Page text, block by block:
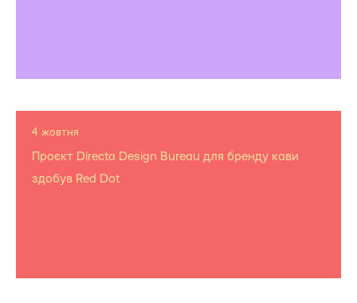
4 жовтня
Проєкт Directa Design Bureau для бренду кави
здобув Red Dot